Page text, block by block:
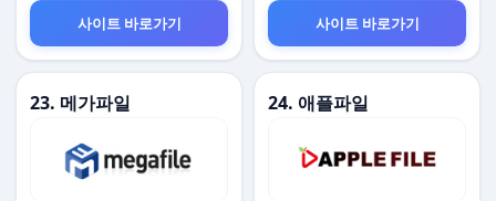
사이트 바로가기
사이트 바로가기
23. 메가파일 24. 애플파일